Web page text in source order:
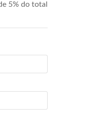
5% do total